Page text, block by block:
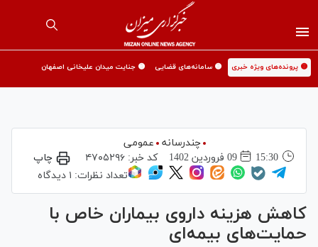
🟡 پرونده‌های ویژه خبری 🟡 سامانه‌های قضایی 🟡 جنایت میدان علیخانی اصفهان
چندرسانه
عمومی
15:30
09 فروردين 1402 کد خبر:۴۷۰۵۲۹۶
چاپ
تعداد نظرات: ۱ دیدگاه
کاهش هزینه داروی بیماران خاص با
حمایت‌های بیمه‌ای